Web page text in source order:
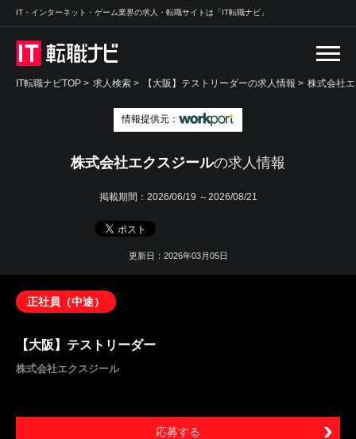
IT・インターネット・ゲーム業界の求人・転職サイトは「IT転職ナビ」
IT転職ナビTOP > 求人検索 > 【大阪】テストリーダーの求人情報 > 株式会社
情報提供元：
株式会社エクスジールの求人情報
掲載期間： 2026/06/19 ～2026/08/21
更新日：2026年03月05日
正社員（中途）
【大阪】テストリーダー
株式会社エクスジール
応募する